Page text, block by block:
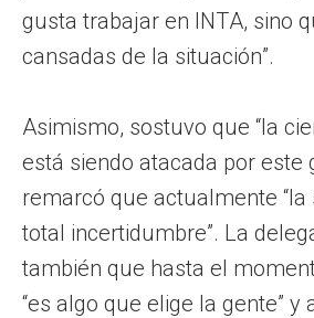
gusta trabajar en INTA, sino
cansadas de la situación”.
Asimismo, sostuvo que “la
está siendo atacada por este
remarcó que actualmente “la
total incertidumbre”. La
también que hasta el
“es algo que elige la gente” y